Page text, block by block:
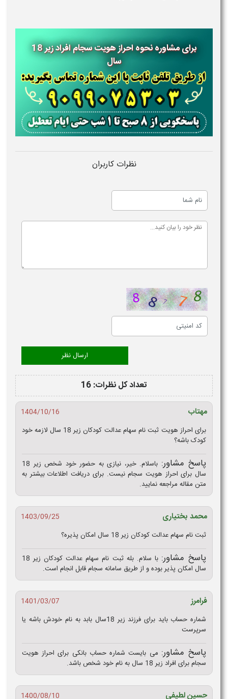
برای مشاوره نحوه احراز هویت سجام افراد زیر 18
سال
نظرات کاربران
تعداد کل نظرات: 16
مهتاب
1404/10/16
برای احراز هویت ثبت نام سهام عدالت کودکان زیر 18 سال لازمه خود
کودک باشه؟
پاسخ مشاور:
باسلام. خیر، نیازی به حضور خود شخص زیر 18
سال برای احراز هویت سجام نیست. برای دریافت اطلاعات بیشتر به
متن مقاله مراجعه نمایید.
محمد بختیاری
1403/09/25
ثبت نام سهام عدالت کودکان زیر 18 سال امکان پذیره؟
پاسخ مشاور:
با سلام. بله ثبت نام سهام عدالت کودکان زیر 18
سال امکان پذیر بوده و از طریق سامانه سجام قابل انجام است.
فرامرز
1401/03/07
شماره حساب باید برای فرزند زیر 18سال بابد به نام خودش باشه یا
سرپرست
پاسخ مشاور: می بایست شماره حساب بانکی برای احراز هویت
سجام برای افراد زیر 18 سال به نام خود شخص باشد.
حسین لطیفی 1400/08/10